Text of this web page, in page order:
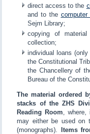
direct access to the
and to the computer
Sejm Library;
copying of
collection;
individual loans
the Constitutional
the Chancellery of
Bureau of the
The material ordered
stacks of the ZHS
Reading Room ,
may either be used on
(monographs).
Items